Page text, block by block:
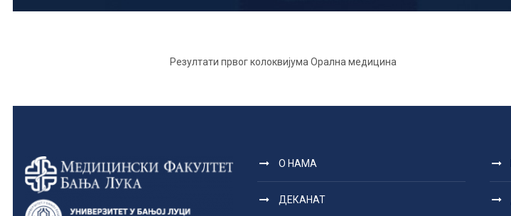
Резултати првог колоквијума Орална медицина
О НАМА
ДЕКАНАТ